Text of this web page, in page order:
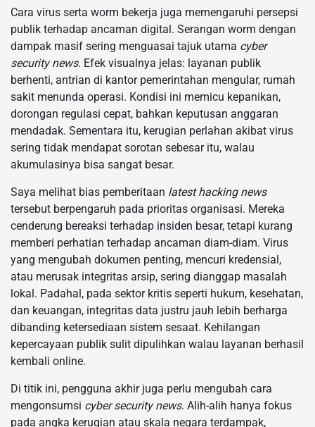
Cara virus serta worm bekerja juga memengaruhi persepsi
publik terhadap ancaman digital. Serangan worm dengan
dampak masif sering menguasai tajuk utama cyber
security news. Efek visualnya jelas: layanan publik
berhenti, antrian di kantor pemerintahan mengular, rumah
sakit menunda operasi. Kondisi ini memicu kepanikan,
dorongan regulasi cepat, bahkan keputusan anggaran
mendadak. Sementara itu, kerugian perlahan akibat virus
sering tidak mendapat sorotan sebesar itu, walau
akumulasinya bisa sangat besar.
Saya melihat bias pemberitaan latest hacking news
tersebut berpengaruh pada prioritas organisasi. Mereka
cenderung bereaksi terhadap insiden besar, tetapi kurang
memberi perhatian terhadap ancaman diam-diam. Virus
yang mengubah dokumen penting, mencuri kredensial,
atau merusak integritas arsip, sering dianggap masalah
lokal. Padahal, pada sektor kritis seperti hukum, kesehatan,
dan keuangan, integritas data justru jauh lebih berharga
dibanding ketersediaan sistem sesaat. Kehilangan
kepercayaan publik sulit dipulihkan walau layanan berhasil
kembali online.
Di titik ini, pengguna akhir juga perlu mengubah cara
mengonsumsi cyber security news. Alih-alih hanya fokus
pada angka kerugian atau skala negara terdampak,